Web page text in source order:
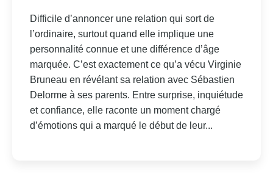
Difficile d’annoncer une relation qui sort de
l’ordinaire, surtout quand elle implique une
personnalité connue et une différence d’âge
marquée. C’est exactement ce qu’a vécu Virginie
Bruneau en révélant sa relation avec Sébastien
Delorme à ses parents. Entre surprise, inquiétude
et confiance, elle raconte un moment chargé
d’émotions qui a marqué le début de leur...